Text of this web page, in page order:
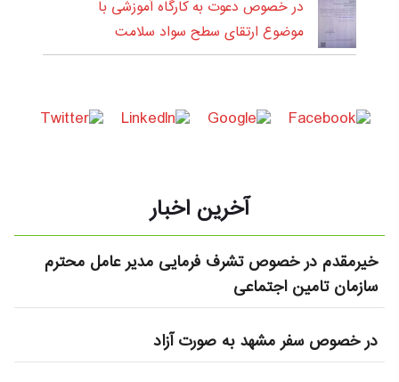
در خصوص دعوت به کارگاه آموزشی با
موضوع ارتقای سطح سواد سلامت
آخرین اخبار
خیرمقدم در خصوص تشرف فرمایی مدیر عامل محترم
سازمان تامین اجتماعی
در خصوص سفر مشهد به صورت آزاد